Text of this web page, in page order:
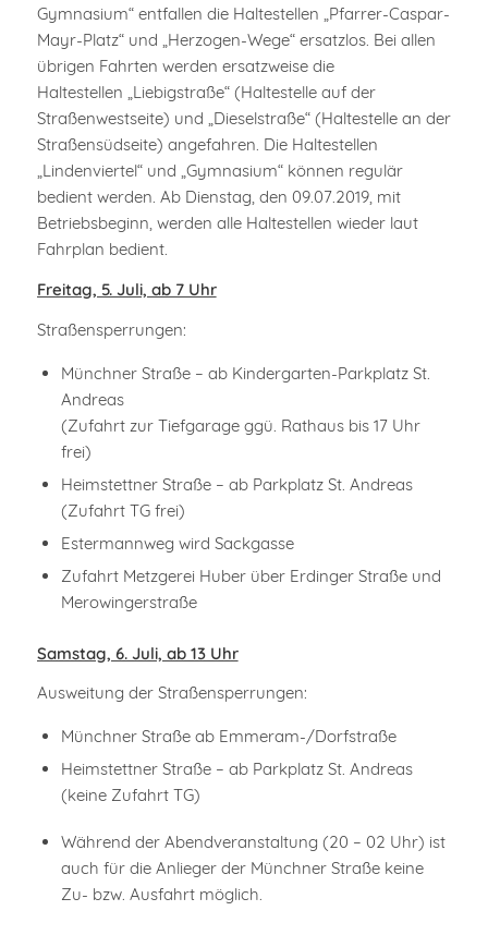
Gymnasium“ entfallen die Haltestellen „Pfarrer-Caspar-
Mayr-Platz“ und „Herzogen-Wege“ ersatzlos. Bei allen
übrigen Fahrten werden ersatzweise die
Haltestellen „Liebigstraße“ (Haltestelle auf der
Straßenwestseite) und „Dieselstraße“ (Haltestelle an der
Straßensüdseite) angefahren. Die Haltestellen
„Lindenviertel“ und „Gymnasium“ können regulär
bedient werden. Ab Dienstag, den 09.07.2019, mit
Betriebsbeginn, werden alle Haltestellen wieder laut
Fahrplan bedient.
Freitag, 5. Juli, ab 7 Uhr
Straßensperrungen:
Münchner Straße – ab Kindergarten-Parkplatz St.
Andreas
(Zufahrt zur Tiefgarage ggü. Rathaus bis 17 Uhr
frei)
Heimstettner Straße – ab Parkplatz St. Andreas
(Zufahrt TG frei)
Estermannweg wird Sackgasse
Zufahrt Metzgerei Huber über Erdinger Straße und
Merowingerstraße
Samstag, 6. Juli, ab 13 Uhr
Ausweitung der Straßensperrungen:
Münchner Straße ab Emmeram-/Dorfstraße
Heimstettner Straße – ab Parkplatz St. Andreas
(keine Zufahrt TG)
Während der Abendveranstaltung (20 – 02 Uhr) ist
auch für die Anlieger der Münchner Straße keine
Zu- bzw. Ausfahrt möglich.